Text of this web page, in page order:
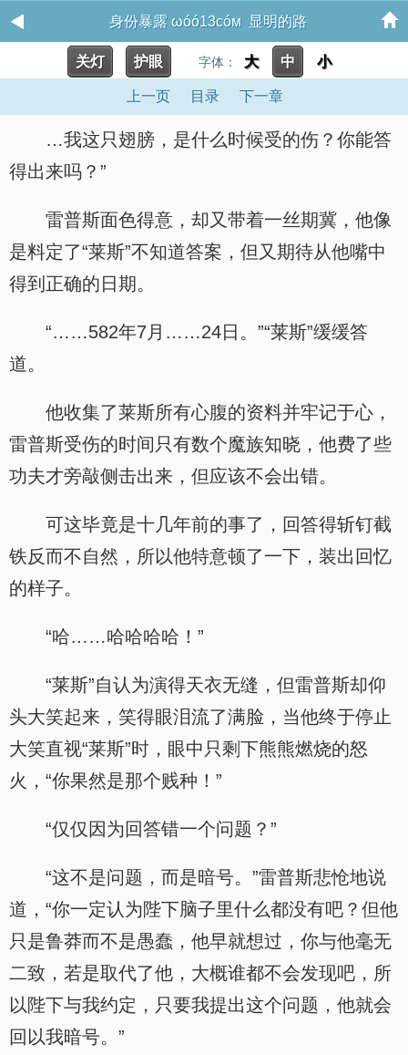
身份暴露 ωóó13cóм 显明的路
关灯 护眼 字体： 大 中 小
上一页 目录 下一章
…我这只翅膀，是什么时候受的伤？你能答
得出来吗？”
雷普斯面色得意，却又带着一丝期冀，他像
是料定了“莱斯”不知道答案，但又期待从他嘴中
得到正确的日期。
“……582年7月……24日。”“莱斯”缓缓答
道。
他收集了莱斯所有心腹的资料并牢记于心，
雷普斯受伤的时间只有数个魔族知晓，他费了些
功夫才旁敲侧击出来，但应该不会出错。
可这毕竟是十几年前的事了，回答得斩钉截
铁反而不自然，所以他特意顿了一下，装出回忆
的样子。
“哈……哈哈哈哈！”
“莱斯”自认为演得天衣无缝，但雷普斯却仰
头大笑起来，笑得眼泪流了满脸，当他终于停止
大笑直视“莱斯”时，眼中只剩下熊熊燃烧的怒
火，“你果然是那个贱种！”
“仅仅因为回答错一个问题？”
“这不是问题，而是暗号。”雷普斯悲怆地说
道，“你一定认为陛下脑子里什么都没有吧？但他
只是鲁莽而不是愚蠢，他早就想过，你与他毫无
二致，若是取代了他，大概谁都不会发现吧，所
以陛下与我约定，只要我提出这个问题，他就会
回以我暗号。”